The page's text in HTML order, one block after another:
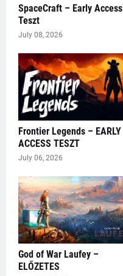
SpaceCraft – Early Access
Teszt
July 08, 2026
Frontier Legends – EARLY
ACCESS TESZT
July 06, 2026
God of War Laufey –
ELŐZETES